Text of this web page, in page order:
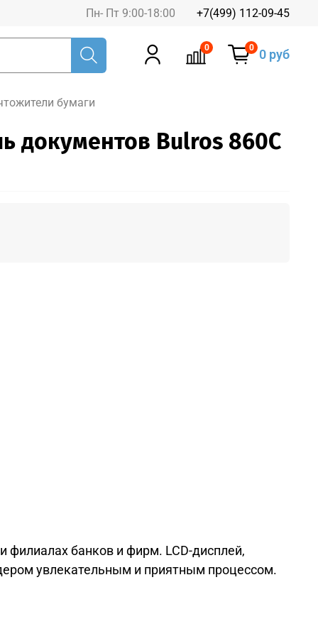
Пн- Пт 9:00-18:00 +7(499) 112-09-45
0 0 0 руб
бумаги
документов Bulros 860C
филиалах банков и фирм. LCD-дисплей,
увлекательным и приятным процессом.